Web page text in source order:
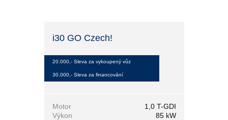
i30 GO Czech!
20.000,- Sleva za vykoupený vůz
30.000,- Sleva za financování
Motor
1,0 T-GDI
Výkon
85 kW